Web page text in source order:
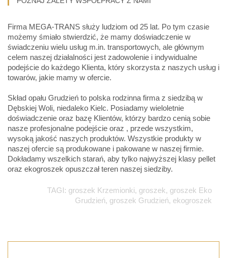
Firma MEGA-TRANS służy ludziom od 25 lat. Po tym czasie
możemy śmiało stwierdzić, że mamy doświadczenie w
świadczeniu wielu usług m.in. transportowych, ale głównym
celem naszej działalności jest zadowolenie i indywidualne
podejście do każdego Klienta, który skorzysta z naszych usług i
towarów, jakie mamy w ofercie.
Skład opału Grudzień to polska rodzinna firma z siedzibą w
Dębskiej Woli, niedaleko Kielc. Posiadamy wieloletnie
doświadczenie oraz bazę Klientów, którzy bardzo cenią sobie
nasze profesjonalne podejście oraz , przede wszystkim,
wysoką jakość naszych produktów. Wszystkie produkty w
naszej ofercie są produkowane i pakowane w naszej firmie.
Dokładamy wszelkich starań, aby tylko najwyższej klasy pellet
oraz ekogroszek opuszczał teren naszej siedziby.
TAGI: groszek Krzemionki, groszek, groszek Eko
Grudzień, groszek Grudzień, ekogroszek